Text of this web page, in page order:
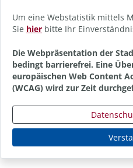
Um eine Webstatistik mittels
Sie hier bitte Ihr
Die Webpräsentation der
bedingt barrierefrei. Eine
europäischen Web Content
(WCAG) wird zur Zeit